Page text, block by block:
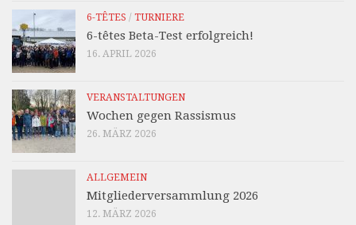
6-TÊTES / TURNIERE
6-têtes Beta-Test erfolgreich!
16. APRIL 2026
VERANSTALTUNGEN
Wochen gegen Rassismus
26. MÄRZ 2026
ALLGEMEIN
Mitgliederversammlung 2026
12. MÄRZ 2026